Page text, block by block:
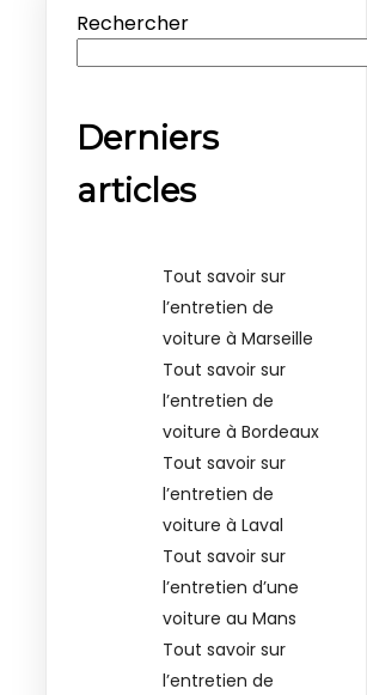
Rechercher
Derniers
articles
Tout savoir sur
l’entretien de
voiture à Marseille
Tout savoir sur
l’entretien de
voiture à Bordeaux
Tout savoir sur
l’entretien de
voiture à Laval
Tout savoir sur
l’entretien d’une
voiture au Mans
Tout savoir sur
l’entretien de